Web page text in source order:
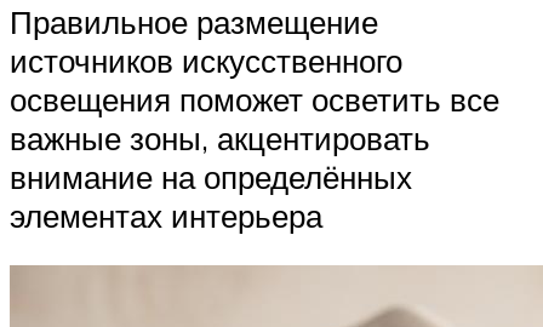
Правильное размещение
источников искусственного
освещения поможет осветить все
важные зоны, акцентировать
внимание на определённых
элементах интерьера